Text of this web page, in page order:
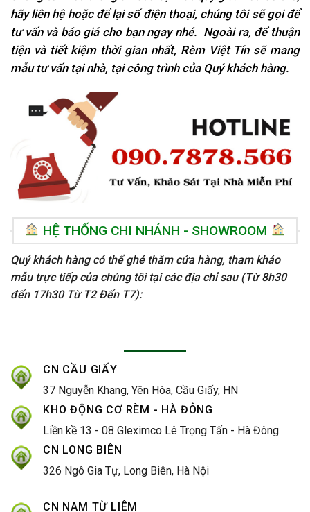
hãy liên hệ hoặc để lại số điện thoại, chúng tôi sẽ gọi để
tư vấn và báo giá cho bạn ngay nhé. Ngoài ra, để thuận
tiện và tiết kiệm thời gian nhất, Rèm Việt Tín sẽ mang
mẫu tư vấn tại nhà, tạicông trình của Quý khách hàng.
HỆ THỐNG CHI NHÁNH - SHOWROOM
Quý khách hàng có thể ghé thăm cửa hàng, tham khảo
mẫu trực tiếp của chúng tôi tại các địa chỉ sau (Từ 8h30
đến 17h30 Từ T2 Đến T7):
CN CẦU GIẤY
37 Nguyễn Khang, Yên Hòa, Cầu Giấy, HN
KHO ĐỘNG CƠ RÈM - HÀ ĐÔNG
Liền kề 13 - 08 Gleximco Lê Trọng Tấn - Hà Đông
CN LONG BIÊN
326 Ngô Gia Tự, Long Biên, Hà Nội
CN NAM TỪ LIÊM